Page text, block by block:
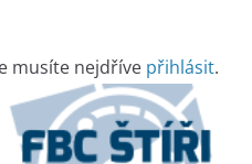
musíte nejdříve přihlásit.